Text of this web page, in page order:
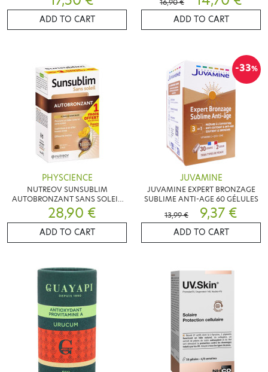
ADD TO CART
16,90 €
ADD TO CART
PHYSCIENCE
NUTREOV SUNSUBLIM
AUTOBRONZANT SANS SOLEIL
84 CAPSULES
28,90 €
ADD TO CART
-33%
JUVAMINE
JUVAMINE EXPERT BRONZAGE
SUBLIME ANTI-AGE 60 GÉLULES
13,99 €
9,37 €
ADD TO CART